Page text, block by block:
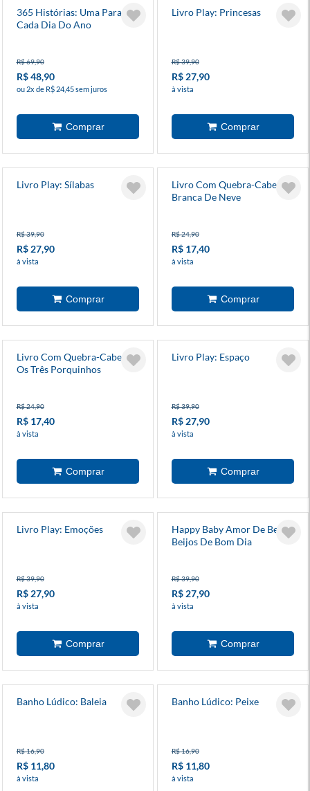
365 Histórias: Uma Para
Cada Dia Do Ano
R$ 69,90
R$ 48,90
ou 2x de R$ 24,45 sem juros
Livro Play: Princesas
R$ 39,90
R$ 27,90
à vista
Livro Play: Sílabas
R$ 39,90
R$ 27,90
à vista
Livro Com Quebra-Cabeça:
Branca De Neve
R$ 24,90
R$ 17,40
à vista
Livro Com Quebra-Cabeça:
Os Três Porquinhos
R$ 24,90
R$ 17,40
à vista
Livro Play: Espaço
R$ 39,90
R$ 27,90
à vista
Livro Play: Emoções
R$ 39,90
R$ 27,90
à vista
Happy Baby Amor De Bebê:
Beijos De Bom Dia
R$ 39,90
R$ 27,90
à vista
Banho Lúdico: Baleia
R$ 16,90
R$ 11,80
à vista
Banho Lúdico: Peixe
R$ 16,90
R$ 11,80
à vista